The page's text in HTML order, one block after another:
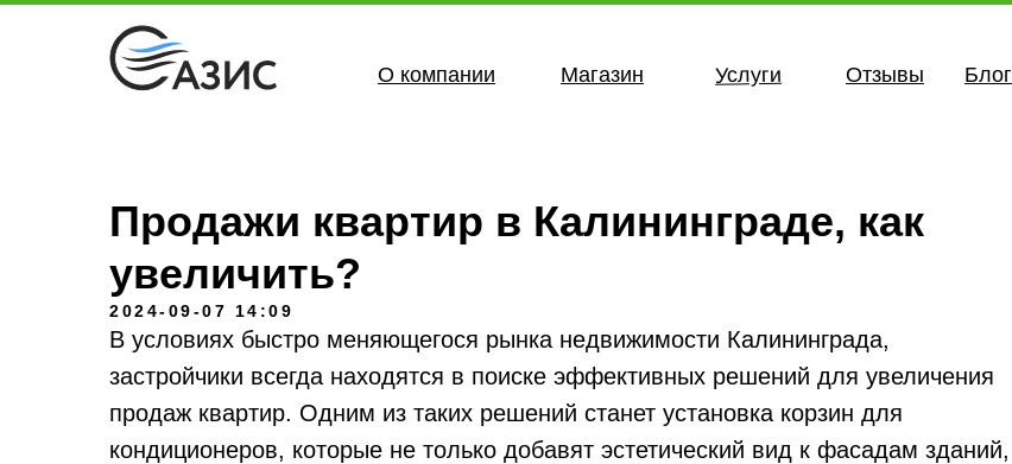
Услуги
О компании Отзывы
Магазин Блог
Продажи квартир в Калининграде, как
увеличить?
2024-09-07 14:09
В условиях быстро меняющегося рынка недвижимости Калининграда,
застройчики всегда находятся в поиске эффективных решений для увеличения
продаж квартир. Одним из таких решений станет установка корзин для
кондиционеров, которые не только добавят эстетический вид к фасадам зданий,